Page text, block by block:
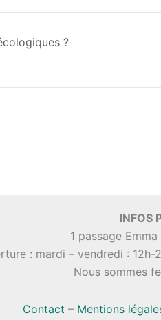
?
INFOS
1 passage
: mardi – vendredi :
Nous sommes
Contact – Mentions